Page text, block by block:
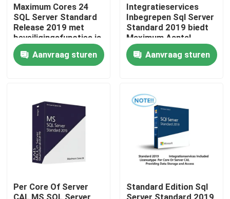
Huis
Over ons
Kwaliteitscontrole
Maximum Cores 24
SQL Server Standard
Release 2019 met
beveiligingsfuncties ja
levert veilige
gegevensverwerking
en enterprise
Aanvraag sturen
Integratieservices
Inbegrepen Sql Server
Standard 2019 biedt
Maximum Aantal
Kernen 24
Beveiligingsfuncties
Ja geoptimaliseerd
Aanvraag sturen
Per Core Of Server
Standard Edition Sql